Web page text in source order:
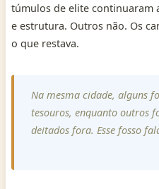
túmulos de elite continuaram
e estrutura. Outros não. Os
o que restava.
Na mesma cidade, alguns
tesouros, enquanto outros
deitados fora. Esse fosso